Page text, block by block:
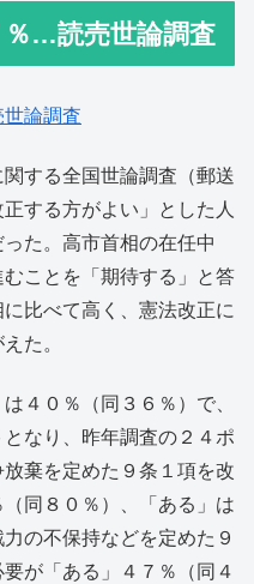
％…読売世論調査
論調査
する全国世論調査（郵送
する方がよい」とした人
た。高市首相の在任中
ことを「期待する」と答
比べて高く、憲法改正に
た。
４０％（同３６％）で、
なり、昨年調査の２４ポ
棄を定めた９条１項を改
同８０％）、「ある」は
の不保持などを定めた９
が「ある」４７％（同４